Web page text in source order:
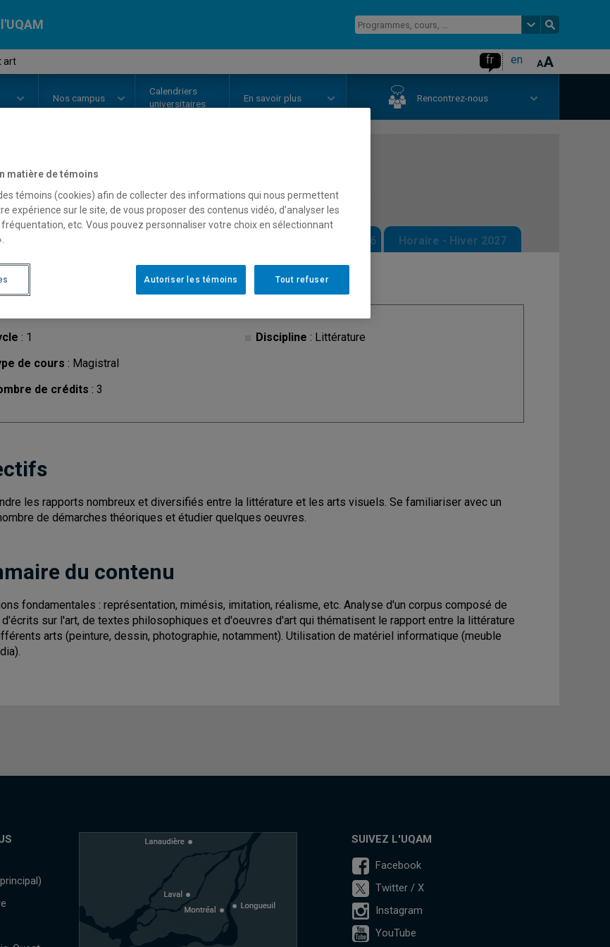
art fr en
Nos campus
Calendriers
universitaires
En savoir plus Rencontrez-nous
// LIT4760 - Littérature et art
Description Horaire - Automne 2026 Horaire - Hiver 2027
: 1
de cours : Magistral
de crédits : 3
Discipline : Littérature
les rapports nombreux et diversifiés entre la littérature et les arts visuels. Se familiariser avec un
de démarches théoriques et étudier quelques oeuvres.
du contenu
fondamentales : représentation, mimésis, imitation, réalisme, etc. Analyse d'un corpus composé de
d'écrits sur l'art, de textes philosophiques et d'oeuvres d'art qui thématisent le rapport entre la littérature
arts (peinture, dessin, photographie, notamment). Utilisation de matériel informatique (meuble
SUIVEZ L'UQAM
Facebook
Twitter / X
Instagram
YouTube
matière de témoins
témoins (cookies) afin de collecter des informations qui nous permettent
expérience sur le site, de vous proposer des contenus vidéo, d’analyser les
etc. Vous pouvez personnaliser votre choix en sélectionnant
Tout refuser
Autoriser les témoins